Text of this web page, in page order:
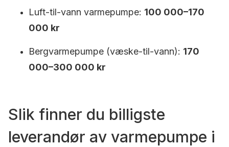
Luft-til-vann varmepumpe: 100 000–170
000 kr
Bergvarmepumpe (væske-til-vann): 170
000–300 000 kr
Slik finner du billigste
leverandør av varmepumpe i